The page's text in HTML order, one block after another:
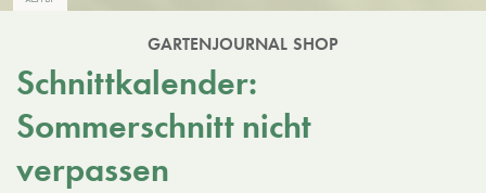
GARTENJOURNAL SHOP
Schnittkalender:
Sommerschnitt nicht
verpassen